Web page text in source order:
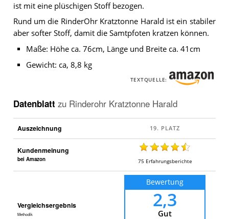
ist mit eine plüschigen Stoff bezogen.
Rund um die RinderOhr Kratztonne Harald ist ein stabiler
aber softer Stoff, damit die Samtpfoten kratzen können.
Maße: Höhe ca. 76cm, Länge und Breite ca. 41cm
Gewicht: ca, 8,8 kg
TEXTQUELLE:
Datenblatt zu Rinderohr Kratztonne Harald
Auszeichnung
Kundenmeinung
bei Amazon 75 Erfahrungsberichte
Vergleichsergebnis
Methodik
Bewertung
2,3
Gut